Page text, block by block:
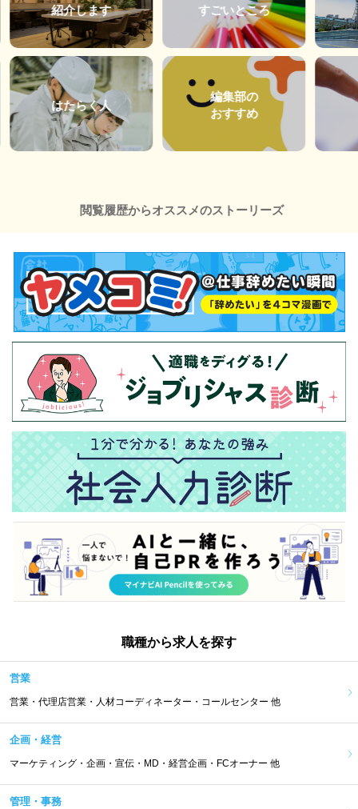
紹介します
はたらく人
すごいところ
編集部の
おすすめ
閲覧履歴からオススメのストーリーズ
職種から求人を探す
営業
営業・代理店営業・人材コーディネーター・コールセンター 他
企画・経営
マーケティング・企画・宣伝・MD・経営企画・FCオーナー 他
管理・事務